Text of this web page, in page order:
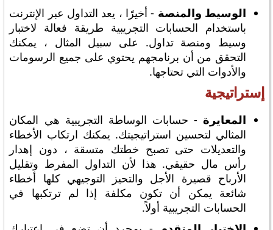
الوسيط والمنصة - أخيرًا ، يعد التداول عبر الإنترنت
باستخدام الحسابات التجريبية طريقة فعالة لاختبار
وسيط ومنصة تداول. على سبيل المثال ، يمكنك
التحقق من أن برنامجهم يحتوي على جميع الرسومات
والأدوات التي تحتاجها.
إستراتيجية
المعايرة - حسابات الوساطة التجريبية هي المكان
المثالي لتحسين استراتيجيتك. يمكنك ارتكاب الأخطاء
والتعديلات حتى تصبح خطتك متسقة ، دون إهدار
رأس مال حقيقي. هذا لأن التداول المفرط وتقليل
الأرباح قصيرة الأجل والتحيز التوجيهي كلها أخطاء
شائعة يمكن أن تكون مكلفة إذا لم ترتكبها في
الحسابات التجريبية أولاً.